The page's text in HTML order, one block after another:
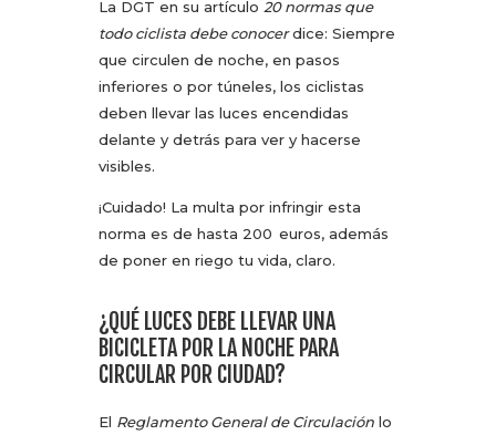
La DGT en su artículo 20 normas que
todo ciclista debe conocerdice: Siempre
que circulen de noche, en pasos
inferiores o por túneles, los ciclistas
deben llevar las luces encendidas
delante y detrás para ver y hacerse
visibles.
¡Cuidado! La multa por infringir esta
norma es de hasta 200 euros, además
de poner en riego tu vida, claro.
¿QUÉ LUCES DEBE LLEVAR UNA
BICICLETA POR LA NOCHE PARA
CIRCULAR POR CIUDAD?
El Reglamento General de Circulación lo